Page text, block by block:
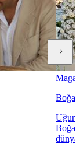
Uğur